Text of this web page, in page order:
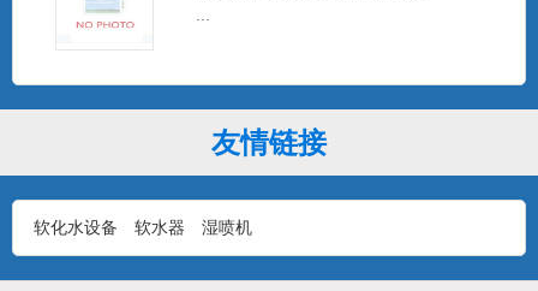
1T无塔供水设备
...
友情链接
软化水设备 软水器 湿喷机